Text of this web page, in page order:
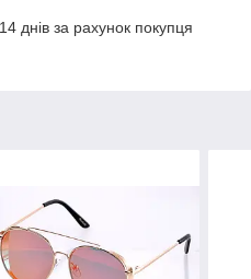
днів за рахунок покупця